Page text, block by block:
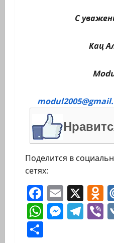
С
Кац
Поделится в
сетях:
Email
X